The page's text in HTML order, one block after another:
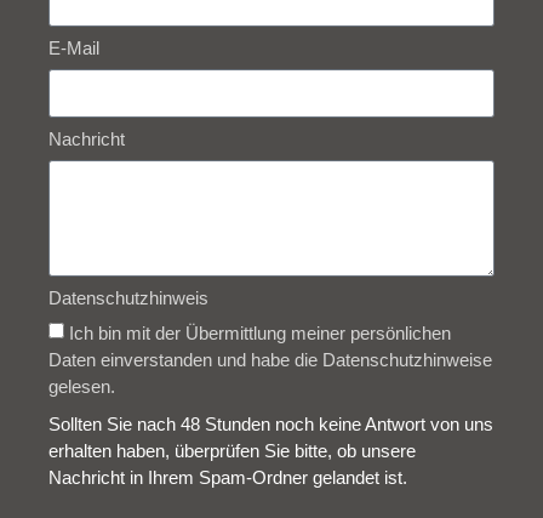
E-Mail
Nachricht
Datenschutzhinweis
Ich bin mit der Übermittlung meiner persönlichen
Daten einverstanden und habe die Datenschutzhinweise
gelesen.
Sollten Sie nach 48 Stunden noch keine Antwort von uns
erhalten haben, überprüfen Sie bitte, ob unsere
Nachricht in Ihrem Spam-Ordner gelandet ist.